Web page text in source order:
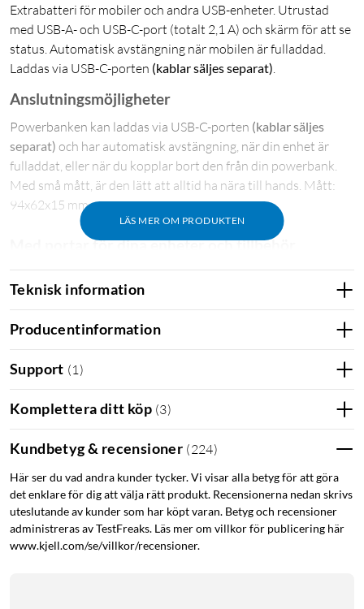
Extrabatteri för mobiler och andra USB-enheter. Utrustad
med USB-A- och USB-C-port (totalt 2,1 A) och skärm för att se
status. Automatisk avstängning när mobilen är fulladdad.
Laddas via USB-C-porten (kablar säljes separat)
LÄS MER OM PRODUKTEN
Anslutningsmöjligheter
Powerbanken kan laddas via USB-C-porten (kablar säljes
separat) och har automatisk avstängning, när din enhet är
fulladdat, eller när du kopplar bort den från din powerbank.
Med små mått, är den lätt att alltid ha nära till hands. Mått:
94x62x15 mm.
Med portar för dina enheter och tillbehör
Med både USB-C och USB-A-portar för laddning av mobiler,
surfplattor, hörlurar, m.m. Även perfekt för att driva USB-
fläktar och liknande tillbehör, när du inte har tillgång till ett
vägguttag.
Laddning och uppladdningstider
USB-C: 5 V/2,1 A
Output:
USB-A: 5 V/2,1 A max
USB-C: 5 V/2,1 A max
Total output:
10.5 W max (USB-C + USB-A)
Teknisk information
Producentinformation
Support (1)
Komplettera ditt köp (3)
Kundbetyg & recensioner (224)
Här ser du vad andra kunder tycker. Vi visar alla betyg för att göra
det enklare för dig att välja rätt produkt. Recensionerna nedan skrivs
uteslutande av kunder som har köpt varan. Betyg och recensioner
administreras av TestFreaks. Läs mer om villkor för publicering här
www.kjell.com/se/villkor/recensioner.